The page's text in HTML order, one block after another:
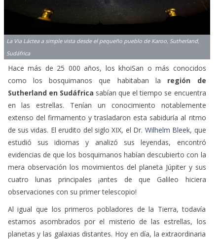
La Via Láctea a simple vista desde el pequeño pueblo de Karoo, Sutherland,
Sudáfrica
Hace más de 25 000 años, los khoiSan o más conocidos
como los bosquimanos que habitaban la región de
Sutherland en Sudáfrica sabían que el tiempo se encuentra
en las estrellas. Tenían un conocimiento notablemente
extenso del firmamento y trasladaron esta sabiduría al ritmo
de sus vidas. El erudito del siglo XIX, el Dr. Wilhelm Bleek, que
estudió sus idiomas y analizó sus leyendas, encontró
evidencias de que los bosquimanos habían descubierto con la
mera observación los movimientos del planeta Júpiter y sus
cuatro lunas principales ¡antes de que Galileo hiciera
observaciones con su primer telescopio!
Al igual que los primeros pobladores de la Tierra, todavía
estamos asombrados por el misterio de las estrellas, los
planetas y las galaxias distantes. Hoy en día, la extraordinaria